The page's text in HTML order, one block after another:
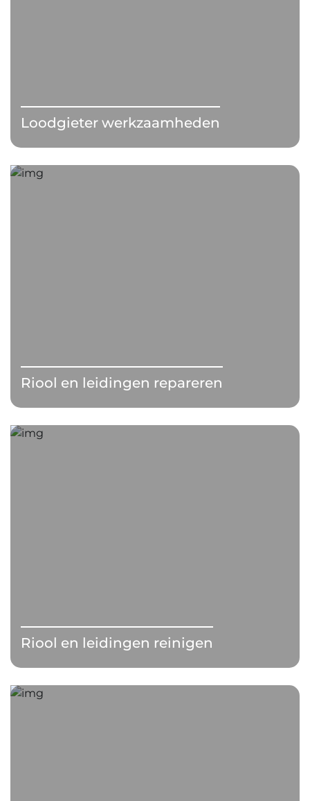
Loodgieter werkzaamheden
Riool en leidingen repareren
Riool en leidingen reinigen